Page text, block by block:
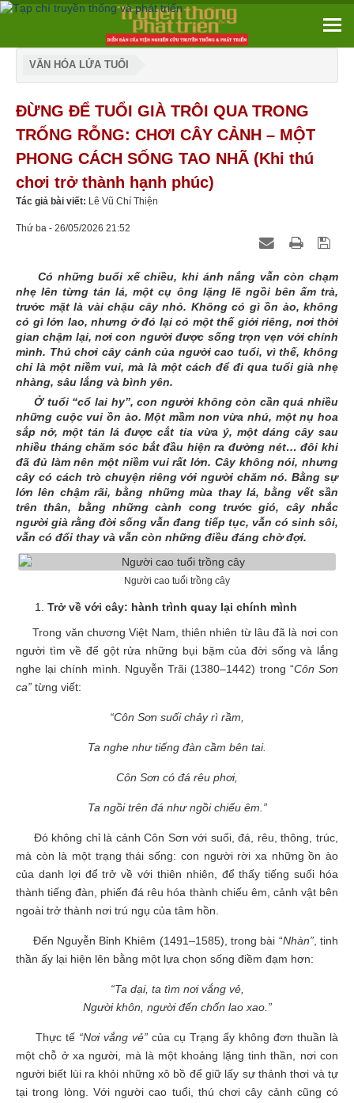
VĂN HÓA LỨA TUỔI
ĐỪNG ĐỂ TUỔI GIÀ TRÔI QUA TRONG
TRỐNG RỖNG: CHƠI CÂY CẢNH – MỘT
PHONG CÁCH SỐNG TAO NHÃ (Khi thú
chơi trở thành hạnh phúc)
Tác giả bài viết: Lê Vũ Chí Thiện
Thứ ba - 26/05/2026 21:52
Có những buổi xế chiều, khi ánh nắng vẫn còn chạm
nhẹ lên từng tán lá, một cụ ông lặng lẽ ngồi bên ấm trà,
trước mặt là vài chậu cây nhỏ. Không có gì ồn ào, không
có gì lớn lao, nhưng ở đó lại có một thế giới riêng, nơi thời
gian chậm lại, nơi con người được sống trọn vẹn với chính
mình. Thú chơi cây cảnh của người cao tuổi, vì thế, không
chỉ là một niềm vui, mà là một cách để đi qua tuổi già nhẹ
nhàng, sâu lắng và bình yên.
Ở tuổi “cổ lai hy”, con người không còn cần quá nhiều
những cuộc vui ồn ào. Một mầm non vừa nhú, một nụ hoa
sắp nở, một tán lá được cắt tỉa vừa ý, một dáng cây sau
nhiều tháng chăm sóc bắt đầu hiện ra đường nét… đôi khi
đã đủ làm nên một niềm vui rất lớn. Cây không nói, nhưng
cây có cách trò chuyện riêng với người chăm nó. Bằng sự
lớn lên chậm rãi, bằng những mùa thay lá, bằng vết sần
trên thân, bằng những cành cong trước gió, cây nhắc
người già rằng đời sống vẫn đang tiếp tục, vẫn có sinh sôi,
vẫn có đổi thay và vẫn còn những điều đáng chờ đợi.
Người cao tuổi trồng cây
Trở về với cây: hành trình quay lại chính mình
Trong văn chương Việt Nam, thiên nhiên từ lâu đã là nơi con
người tìm về để gột rửa những bụi bặm của đời sống và lắng
nghe lại chính mình. Nguyễn Trãi (1380–1442) trong “Côn Sơn
ca” từng viết:
“Côn Sơn suối chảy rì rầm,
Ta nghe như tiếng đàn cầm bên tai.
Côn Sơn có đá rêu phơi,
Ta ngồi trên đá như ngồi chiếu êm.”
Đó không chỉ là cảnh Côn Sơn với suối, đá, rêu, thông, trúc,
mà còn là một trạng thái sống: con người rời xa những ồn ào
của danh lợi để trở về với thiên nhiên, để thấy tiếng suối hóa
thành tiếng đàn, phiến đá rêu hóa thành chiếu êm, cảnh vật bên
ngoài trở thành nơi trú ngụ của tâm hồn.
Đến Nguyễn Bỉnh Khiêm (1491–1585), trong bài “Nhàn”, tinh
thần ấy lại hiện lên bằng một lựa chọn sống điềm đạm hơn:
“Ta dại, ta tìm nơi vắng vẻ,
Người khôn, người đến chốn lao xao.”
Thực tế “Nơi vắng vẻ” của cụ Trạng ấy không đơn thuần là
một chỗ ở xa người, mà là một khoảng lặng tinh thần, nơi con
người biết lùi ra khỏi những xô bồ để giữ lấy sự thảnh thơi và tự
tại trong lòng. Với người cao tuổi, thú chơi cây cảnh cũng có